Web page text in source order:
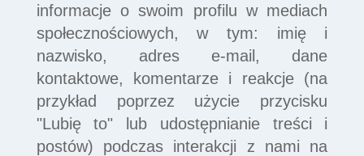
informacje o swoim profilu w mediach
społecznościowych, w tym: imię i
nazwisko, adres e-mail, dane
kontaktowe, komentarze i reakcje (na
przykład poprzez użycie przycisku
"Lubię to" lub udostępnianie treści i
postów) podczas interakcji z nami na